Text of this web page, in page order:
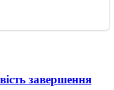
завершення